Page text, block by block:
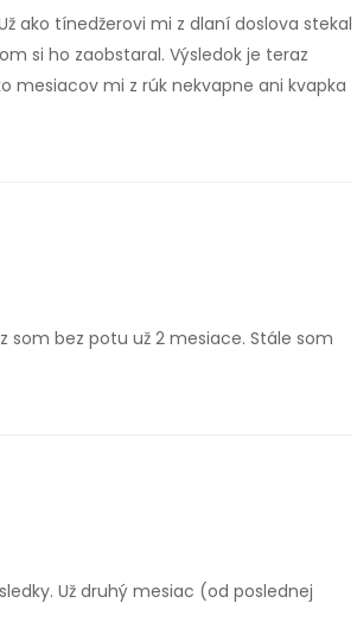
ako tínedžerovi mi z dlaní doslova stekal
si ho zaobstaral. Výsledok je teraz
mesiacov mi z rúk nekvapne ani kvapka
som bez potu už 2 mesiace. Stále som
Už druhý mesiac (od poslednej